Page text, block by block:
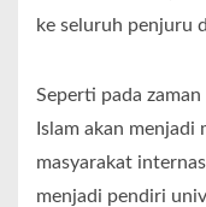
ke seluruh penjuru
Seperti pada
Islam akan
masyarakat
menjadi pendiri